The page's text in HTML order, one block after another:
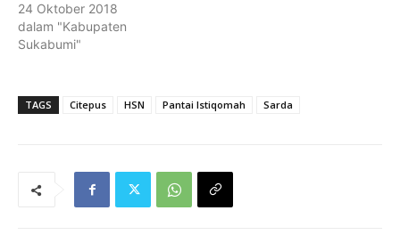
24 Oktober 2018
dalam "Kabupaten
Sukabumi"
TAGS Citepus HSN Pantai Istiqomah Sarda